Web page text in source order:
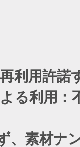
利用許諾
る利用：
素材ナ